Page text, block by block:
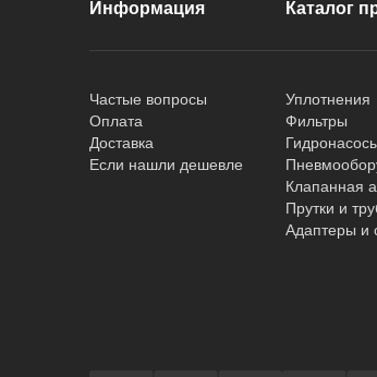
Информация
Частые вопросы
Оплата
Доставка
Если нашли дешевле
Каталог
Уплотнения
Фильтры
Клапанная
Прутки и
Адаптеры и